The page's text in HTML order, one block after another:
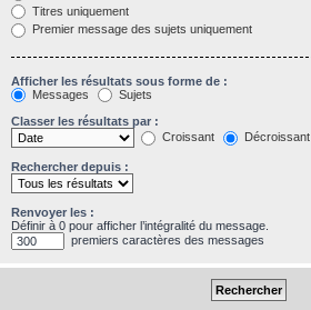
Titres uniquement
Premier message des sujets uniquement
Afficher les résultats sous forme de :
Messages
Sujets
Classer les résultats par :
Croissant
Décroissant
Rechercher depuis :
Renvoyer les :
Définir à 0 pour afficher l’intégralité du message.
premiers caractères des messages